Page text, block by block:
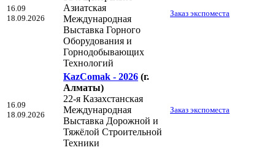
16.09
18.09.2026
Азиатская
Международная
Выставка Горного
Оборудования и
Горнодобывающих
Технологий
Заказ экспоместа
16.09
18.09.2026
KazComak - 2026 (г.
Алматы)
22-я Казахстанская
Международная
Выставка Дорожной и
Тяжёлой Строительной
Техники
Заказ экспоместа